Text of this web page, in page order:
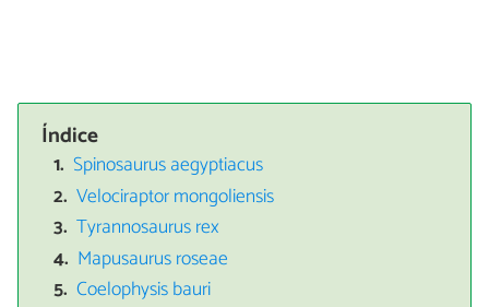
Índice
Spinosaurus aegyptiacus
Velociraptor mongoliensis
Tyrannosaurus rex
Mapusaurus roseae
Coelophysis bauri